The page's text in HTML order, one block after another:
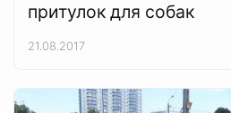
притулок для собак
21.08.2017